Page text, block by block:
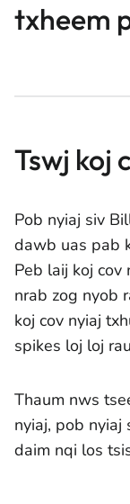
txheem
Tswj koj
Pob nyiaj siv
dawb uas pab
Peb laij koj cov
nrab zog nyob
koj cov nyiaj
spikes loj loj
Thaum nws
nyiaj, pob
daim nqi los